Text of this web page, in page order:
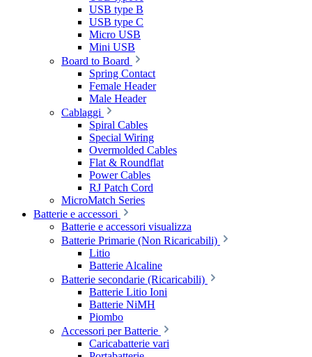
USB type B
USB type C
Micro USB
Mini USB
Board to Board
Spring Contact
Female Header
Male Header
Cablaggi
Spiral Cables
Special Wiring
Overmolded Cables
Flat & Roundflat
Power Cables
RJ Patch Cord
MicroMatch Series
Batterie e accessori
Batterie e accessori visualizza
Batterie Primarie (Non Ricaricabili)
Litio
Batterie Alcaline
Batterie secondarie (Ricaricabili)
Batterie Litio Ioni
Batterie NiMH
Piombo
Accessori per Batterie
Caricabatterie vari